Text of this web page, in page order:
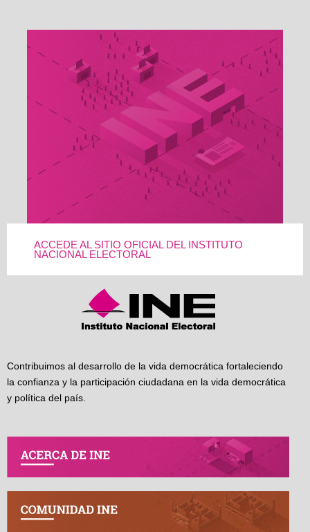
ACCEDE AL SITIO OFICIAL DEL INSTITUTO
NACIONAL ELECTORAL
Contribuimos al desarrollo de la vida democrática fortaleciendo
la confianza y la participación ciudadana en la vida democrática
y política del país.